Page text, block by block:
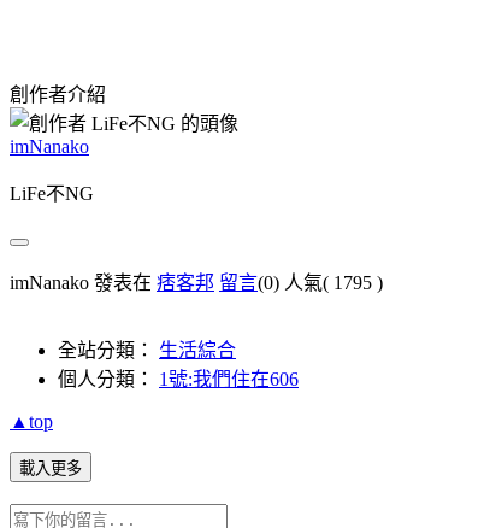
創作者介紹
imNanako
LiFe不NG
imNanako 發表在 痞客邦 留言(0) 人氣( 1795 )
全站分類： 生活綜合
個人分類： 1號:我們住在606
▲top
載入更多